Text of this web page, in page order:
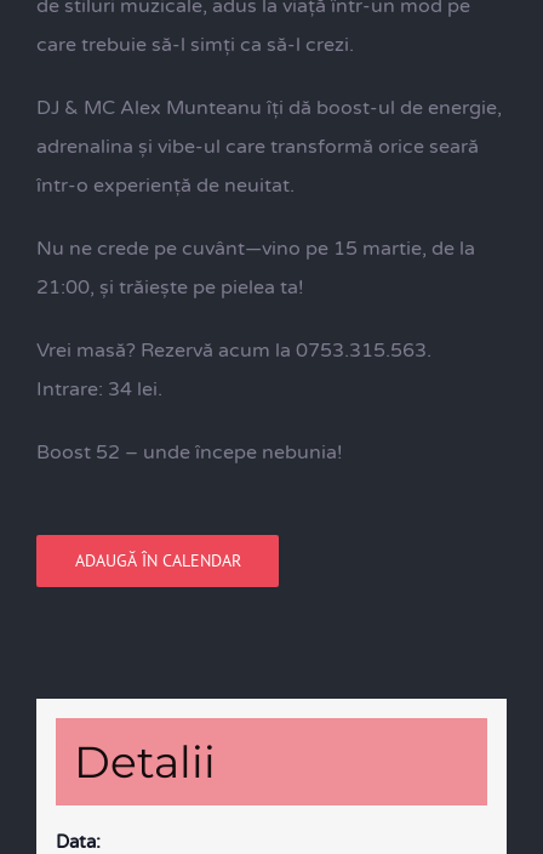
de stiluri muzicale, adus la viață într-un mod pe
care trebuie să-l simți ca să-l crezi.
DJ & MC Alex Munteanu îți dă boost-ul de energie,
adrenalina și vibe-ul care transformă orice seară
într-o experiență de neuitat.
Nu ne crede pe cuvânt—vino pe 15 martie, de la
21:00, și trăiește pe pielea ta!
Vrei masă? Rezervă acum la 0753.315.563.
Intrare: 34 lei.
Boost 52 – unde începe nebunia!
ADAUGĂ ÎN CALENDAR
Detalii
Data: